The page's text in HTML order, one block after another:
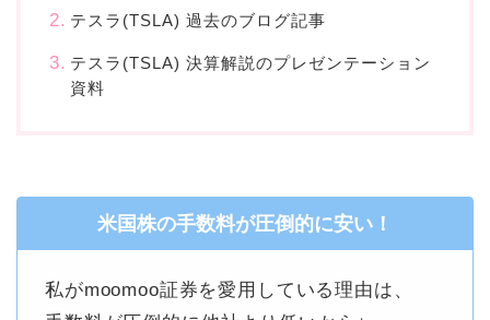
テスラ(TSLA) 過去のブログ記事
テスラ(TSLA) 決算解説のプレゼンテーション
資料
米国株の手数料が圧倒的に安い！
私がmoomoo証券を愛用している理由は、